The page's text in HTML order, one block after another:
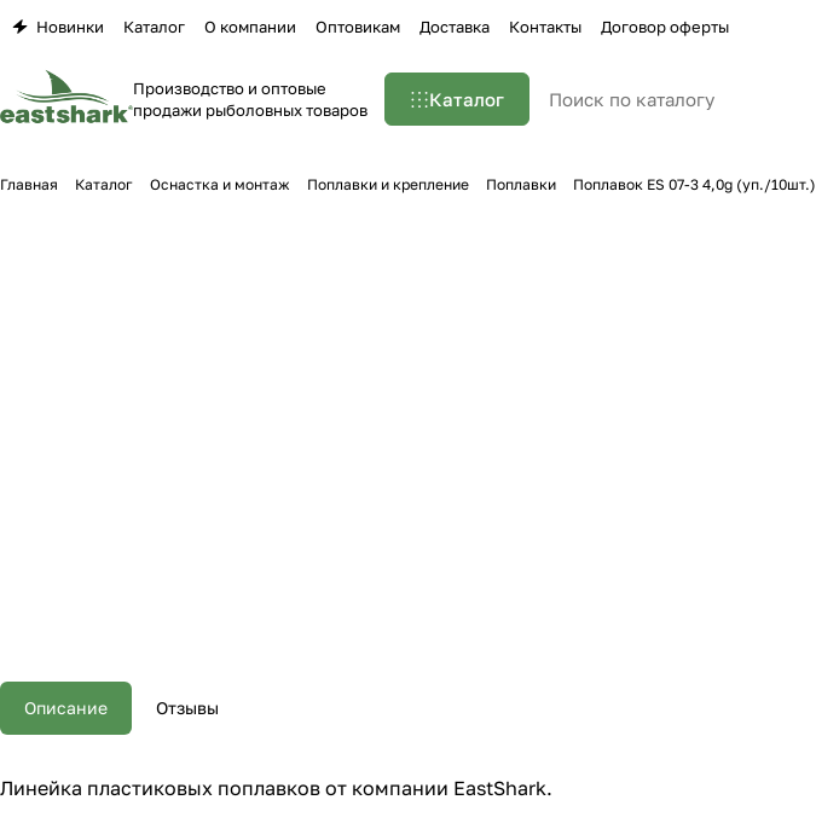
Новинки Каталог О компании Оптовикам Доставка Контакты Договор оферты
Производство и оптовые
продажи рыболовных товаров
Каталог
Главная Каталог Оснастка и монтаж Поплавки и крепление Поплавки Поплавок ES 07-3 4,0g (уп./10шт.)
Описание Отзывы
Линейка пластиковых поплавков от компании EastShark.